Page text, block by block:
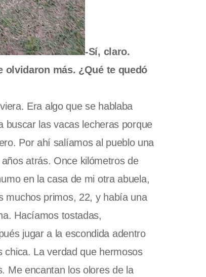
-Sí, claro.
olvidaron más. ¿Qué te quedó
Era algo que se hablaba
buscar las vacas lecheras porque
Por ahí salíamos al pueblo una
atrás. Once kilómetros de
en la casa de mi otra abuela,
muchos primos, 22, y había una
Hacíamos tostadas,
jugar a la escondida adentro
La verdad que hermosos
Me encantan los olores de la